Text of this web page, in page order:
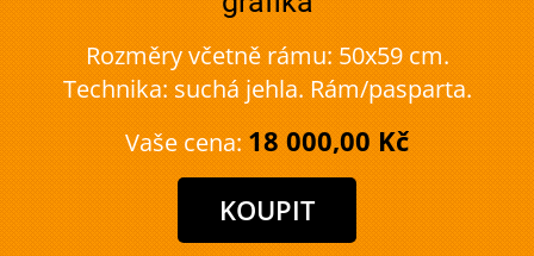
Rozměry včetně rámu: 50x59 cm.
Technika: suchá jehla. Rám/pasparta.
Vaše cena: 18 000,00 Kč